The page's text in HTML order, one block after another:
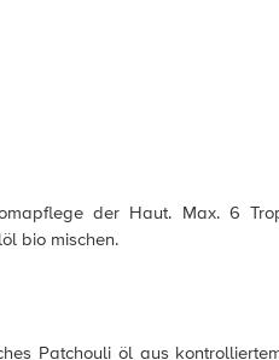
der Haut. Max. 6
bio mischen.
Patchouli öl aus